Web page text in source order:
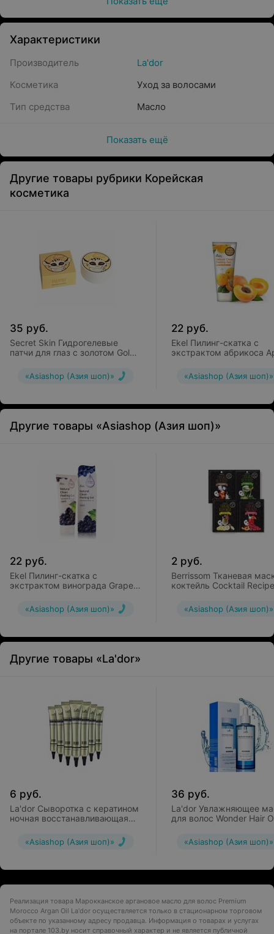
минимизирует вред при использовании фена или
утюжка.
Характеристики
Производитель
La'dor
Косметика
Уход за волосами
Тип средства
Масло
Показать ещё
Другие товары рубрики Корейская
косметика
35 руб.
Secret Skin Гидрогелевые
патчи для глаз с золотом Gold
«Asiashop (Азия шоп)»
22 руб.
Ekel Пилинг-скатка с
экстрактом абрикоса
«Asiashop (Азия шоп)»
Другие товары «Asiashop (Азия шоп)»
22 руб.
Ekel Пилинг-скатка с
экстрактом винограда Grape
«Asiashop (Азия шоп)»
2 руб.
Berrissom Тканевая
коктейль Cocktail Recipe
«Asiashop (Азия шоп)»
Другие товары «La'dor»
6 руб.
La'dor Сыворотка с кератином
ночная восстанавливающая
Power Fill Up
«Asiashop (Азия шоп)»
36 руб.
La'dor Увлажняющее
для волос Wonder Hair
«Asiashop (Азия шоп)»
Реализация товара Марокканское аргановое масло для волос Premium
Morocco Argan Oil La'dor осуществляется только в стационарном торговом
объекте по указанному адресу продавца. Информация о товарах и услугах
на портале 103.by носит справочный характер и не является публичной